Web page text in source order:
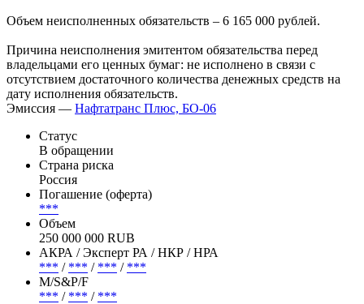
Объем неисполненных обязательств – 6 165 000 рублей.
Причина неисполнения эмитентом обязательства перед
владельцами его ценных бумаг: не исполнено в связи с
отсутствием достаточного количества денежных средств на
дату исполнения обязательств.
Эмиссия — Нафтатранс Плюс, БО-06
Статус
В обращении
Страна риска
Россия
Погашение (оферта)
***
Объем
250 000 000 RUB
АКРА / Эксперт РА / НКР / НРА
*** / *** / *** / ***
М/S&P/F
*** / *** / ***